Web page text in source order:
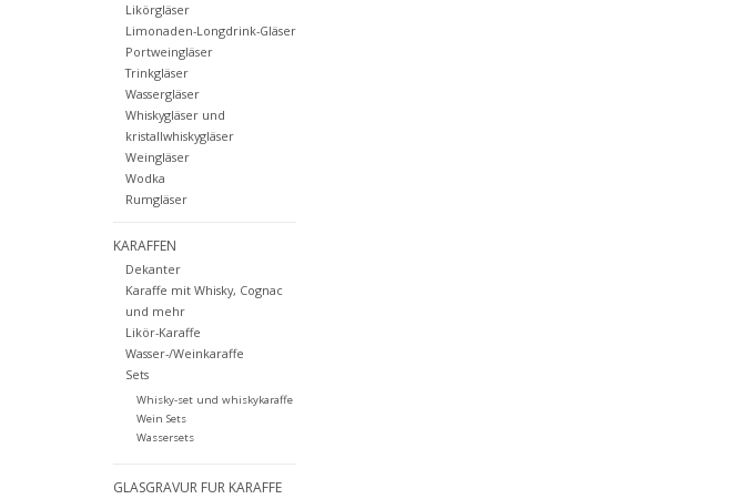
Likörgläser
Limonaden-Longdrink-Gläser
Portweingläser
Trinkgläser
Wassergläser
Whiskygläser und
kristallwhiskygläser
Weingläser
Wodka
Rumgläser
KARAFFEN
Dekanter
Karaffe mit Whisky, Cognac
und mehr
Likör-Karaffe
Wasser-/Weinkaraffe
Sets
Whisky-set und whiskykaraffe
Wein Sets
Wassersets
GLASGRAVUR FUR KARAFFE